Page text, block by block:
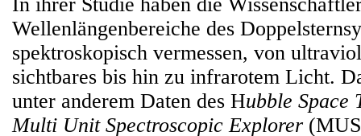
Wellenlängenbereiche des
spektroskopisch vermessen, von
sichtbares bis hin zu infrarotem Licht.
unter anderem Daten des Hubble Space
Multi Unit Spectroscopic Explorer